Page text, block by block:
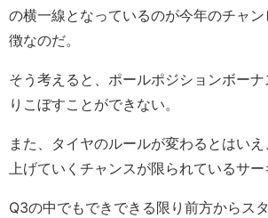
の横一線となっているのが今年のチャ
徴なのだ。
そう考えると、ポールポジションボー
りこぼすことができない。
また、タイヤのルールが変わるとはい
上げていくチャンスが限られているサー
Q3の中でもできできる限り前方からス